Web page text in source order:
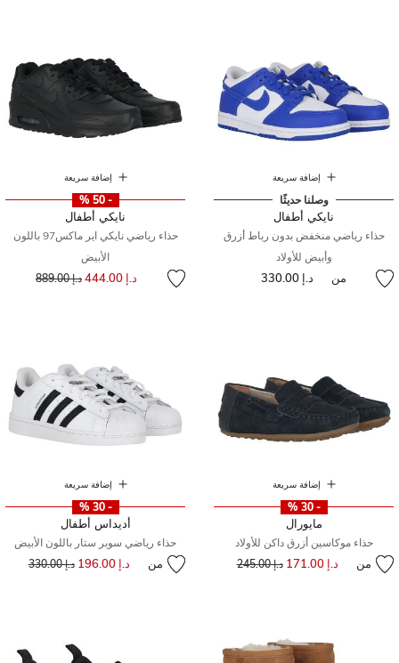
إضافة سريعة
وصلنا حديثًا
نايكي أطفال
حذاء رياضي منخفض بدون رباط أزرق
وأبيض للأولاد
من د.إ 330.00
إضافة سريعة
- 50 %
نايكي أطفال
حذاء رياضي نايكي اير ماكس97 باللون
الأبيض
د.إ 444.00 سعر مخفض من
د.إ 889.00 إلى
إضافة سريعة
- 30 %
مايورال
حذاء موكاسين أزرق داكن للأولاد
من د.إ 171.00 سعر مخفض مند.إ 245.00
إضافة سريعة
- 30 %
أديداس أطفال
حذاء رياضي سوبر ستار باللون الأبيض
من د.إ 196.00 سعر مخفض من
د.إ 330.00 إلى